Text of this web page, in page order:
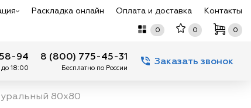
Раскладка онлайн Оплата и доставка Контакты
0 0 0
94
18:00
8 (800) 775-45-31
Бесплатно по России
Заказать звонок
80х80